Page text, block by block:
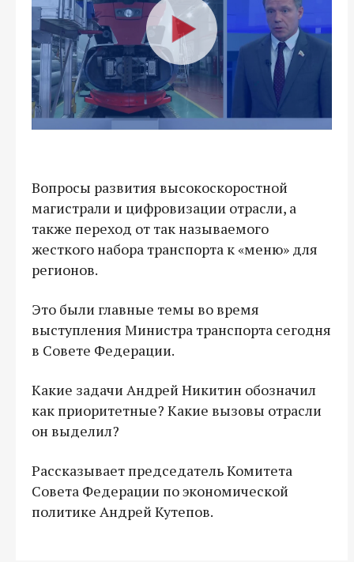
Вопросы развития высокоскоростной
магистрали и цифровизации отрасли, а
также переход от так называемого
жесткого набора транспорта к «меню» для
регионов.
Это были главные темы во время
выступления Министра транспорта сегодня
в Совете Федерации.
Какие задачи Андрей Никитин обозначил
как приоритетные? Какие вызовы отрасли
он выделил?
Рассказывает председатель Комитета
Совета Федерации по экономической
политике Андрей Кутепов.